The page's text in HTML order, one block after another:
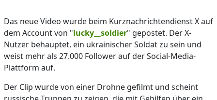
Das neue Video wurde beim Kurznachrichtendienst X auf
dem Account von "lucky__soldier" gepostet. Der X-
Nutzer behauptet, ein ukrainischer Soldat zu sein und
weist mehr als 27.000 Follower auf der Social-Media-
Plattform auf.
Der Clip wurde von einer Drohne gefilmt und scheint